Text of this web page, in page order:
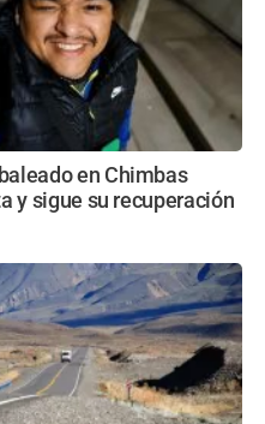
en Chimbas
y sigue su recuperación